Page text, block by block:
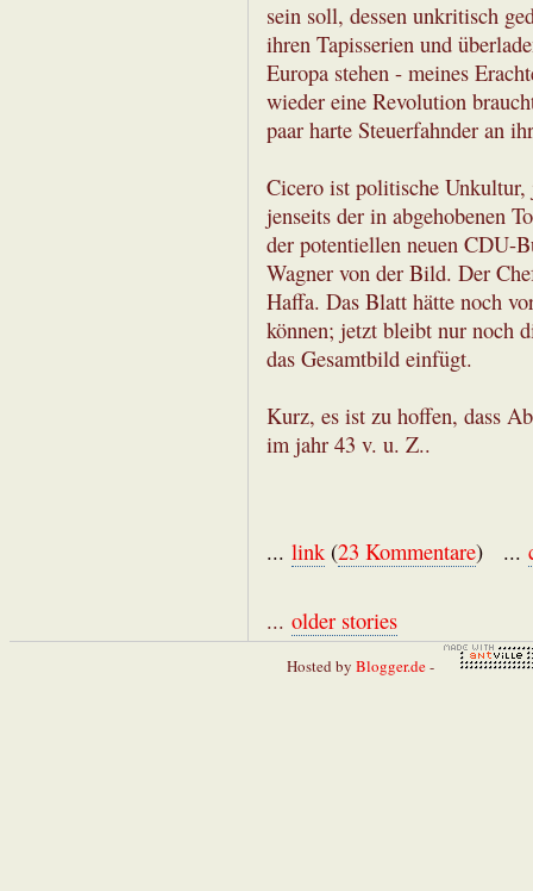
sein soll, dessen unkritisch
ihren Tapisserien und
Europa stehen - meines
wieder eine Revolution
paar harte Steuerfahnder an
Cicero ist politische Unkultur,
jenseits der in abgehobenen
der potentiellen neuen CDU-
Wagner von der Bild. Der
Haffa. Das Blatt hätte noch
können; jetzt bleibt nur noch
das Gesamtbild einfügt.
Kurz, es ist zu hoffen, dass
im jahr 43 v. u. Z..
... link(23 Kommentare) ...
... older stories
Hosted by Blogger.de-